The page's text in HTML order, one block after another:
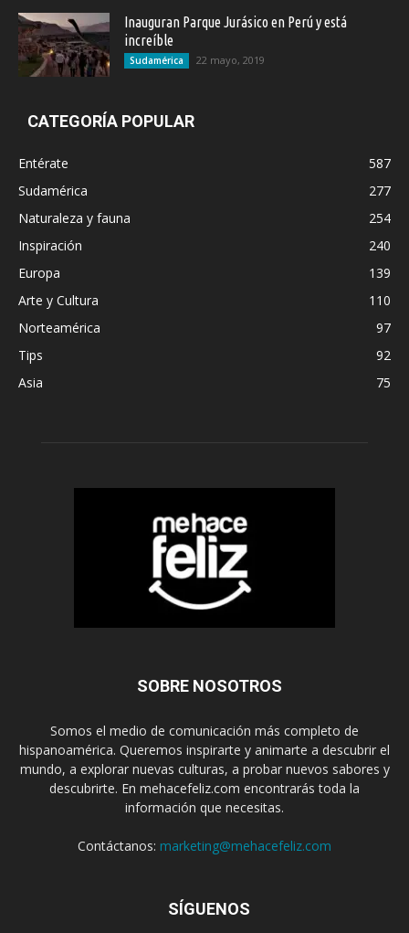
Inauguran Parque Jurásico en Perú y está
increíble
Sudamérica 22 mayo, 2019
CATEGORÍA POPULAR
Entérate
587
Sudamérica
277
Naturaleza y fauna
254
Inspiración
240
Europa
139
Arte y Cultura
110
Norteamérica
97
Tips
92
Asia
75
SOBRE NOSOTROS
Somos el medio de comunicación más completo de
hispanoamérica. Queremos inspirarte y animarte a descubrir el
mundo, a explorar nuevas culturas, a probar nuevos sabores y
descubrirte. En mehacefeliz.com encontrarás toda la
información que necesitas.
Contáctanos: marketing@mehacefeliz.com
SÍGUENOS